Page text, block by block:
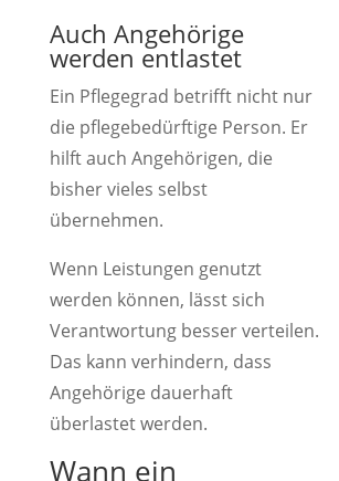
Auch Angehörige
werden entlastet
Ein Pflegegrad betrifft nicht nur
die pflegebedürftige Person. Er
hilft auch Angehörigen, die
bisher vieles selbst
übernehmen.
Wenn Leistungen genutzt
werden können, lässt sich
Verantwortung besser verteilen.
Das kann verhindern, dass
Angehörige dauerhaft
überlastet werden.
Wann ein